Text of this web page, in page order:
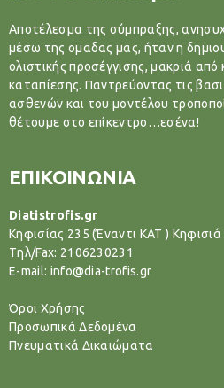
Αποτέλεσμα της σύμπραξης,
μέσω της ομαδας μας, ήταν η
ολιστικής προσέγγισης, μακριά από
καταπίεσης. Παντρεύοντας τις
ασθενών και του μοντέλου
θέτουμε στο επίκεντρο…εσένα!
ΕΠΙΚΟΙΝΩΝΙΑ
Diatistrofis.gr
Κηφισίας 235 (Έναντι ΚΑΤ ) Κηφισιά
Tηλ/Fax: 2106230231
E-mail: info@dia-trofis.gr
Όροι Χρήσης
Προσωπικά Δεδομένα
Πνευματικά Δικαιώματα